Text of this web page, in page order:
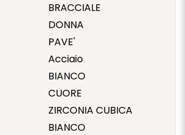
BRACCIALE
DONNA
PAVE'
Acciaio
BIANCO
CUORE
ZIRCONIA CUBICA
BIANCO